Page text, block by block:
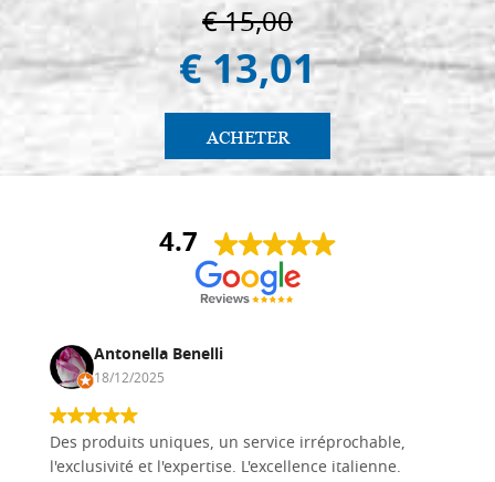
€ 15,00
€ 13,01
ACHETER
4.7
Antonella Benelli
18/12/2025
Des produits uniques, un service irréprochable,
l'exclusivité et l'expertise. L'excellence italienne.